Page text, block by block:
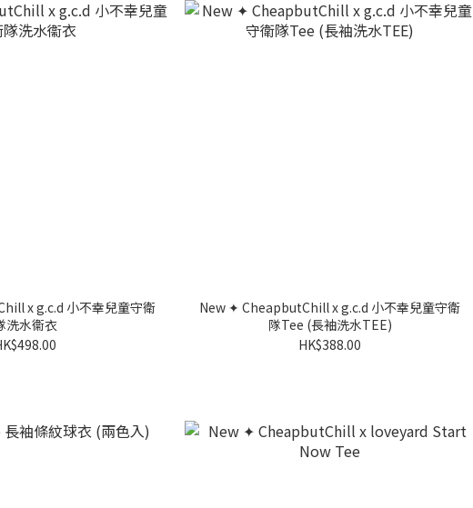
x g.c.d 小不幸兒童守衛
洗水衞衣
New ✦ CheapbutChill x g.c.d 小不幸兒童守衛
隊Tee (長袖洗水TEE)
HK$388.00